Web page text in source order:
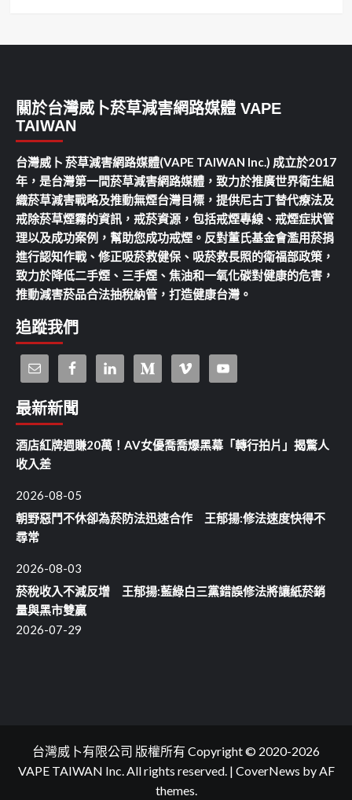
關於台灣威卜菸草減害網路媒體 VAPE
TAIWAN
台灣威卜 菸草減害網路媒體(VAPE TAIWAN Inc.) 成立於2017
年，是台灣第一間菸草減害網路媒體，致力於推廣世界衛生組
織菸草減害戰略及推動無煙台灣目標，提供尼古丁替代療法及
戒除菸草煙霧的資訊，戒菸資源，包括戒煙專線、戒煙症狀管
理以及成功案例，幫助您成功戒煙。反對董氏基金會濫用菸捐
進行認知作戰、修正吸菸救健保、吸菸救長照的衛福部政策，
致力於降低二手煙、三手煙、焦油和一氧化碳對健康的危害，
推動減害菸品合法抽稅納管，打造健康台灣。
追蹤我們
最新新聞
酒店紅牌週賺20萬！AV女優喬喬爆黑幕「轉行拍片」揭驚人
收入差
2026-08-05
朝野惡鬥不休卻為菸防法迅速合作 王郁揚:修法速度快得不
尋常
2026-08-03
菸稅收入不減反增 王郁揚:藍綠白三黨錯誤修法將讓紙菸銷
量與黑市雙贏
2026-07-29
台灣威卜有限公司 版權所有 Copyright © 2020-2026
VAPE TAIWAN Inc. All rights reserved. | CoverNews by AF
themes.